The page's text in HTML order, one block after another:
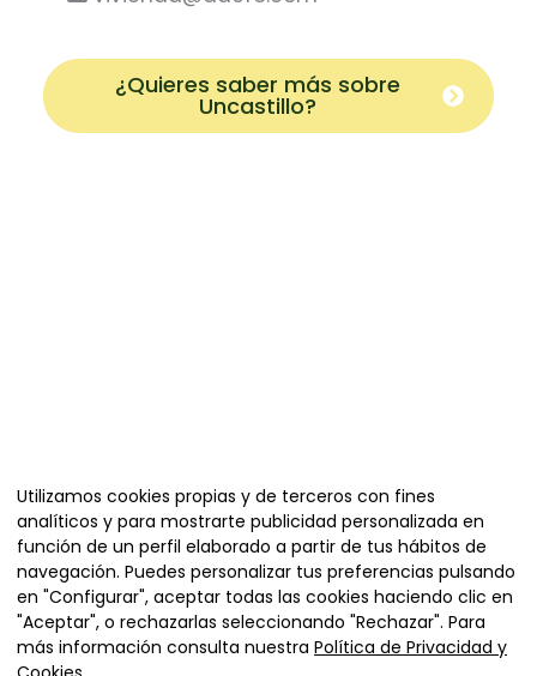
¿Quieres saber más sobre
Uncastillo?
Organiza
Utilizamos cookies propias y de terceros con fines
analíticos y para mostrarte publicidad personalizada en
función de un perfil elaborado a partir de tus hábitos de
navegación. Puedes personalizar tus preferencias pulsando
en "Configurar", aceptar todas las cookies haciendo clic en
"Aceptar", o rechazarlas seleccionando "Rechazar". Para
más información consulta nuestra Política de Privacidad y